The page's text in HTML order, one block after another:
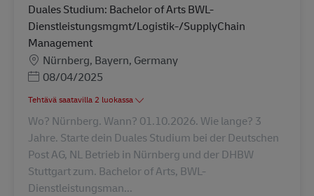
Duales Studium: Bachelor of Arts BWL-
Dienstleistungsmgmt/Logistik-/SupplyChain
Management
SijaintiNürnberg, Bayern, Germany
Posted Date
08/04/2025
Tehtävä saatavilla 2 luokassa
Wo? Nürnberg. Wann? 01.10.2026. Wie lange? 3
Jahre. Starte dein Duales Studium bei der Deutschen
Post AG, NL Betrieb in Nürnberg und der DHBW
Stuttgart zum. Bachelor of Arts, BWL-
Dienstleistungsman...